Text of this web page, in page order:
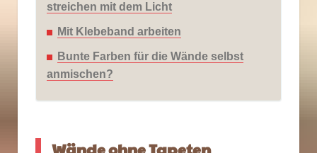
streichen mit dem Licht
Mit Klebeband arbeiten
Bunte Farben für die Wände selbst
anmischen?